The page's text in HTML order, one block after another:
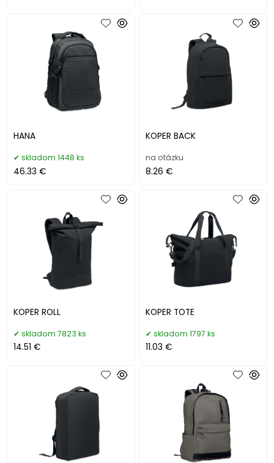
HANA
skladom 1448 ks
46.33 €
KOPER BACK
na otázku
8.26 €
KOPER ROLL
skladom 7823 ks
14.51 €
KOPER TOTE
skladom 1797 ks
11.03 €